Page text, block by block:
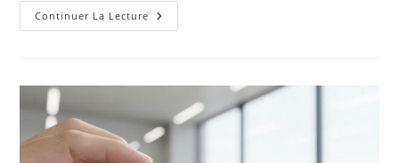
Continuer La Lecture Formation
Audit
Compétences
Indispensables
Pour
Réussir
Votre
Certification